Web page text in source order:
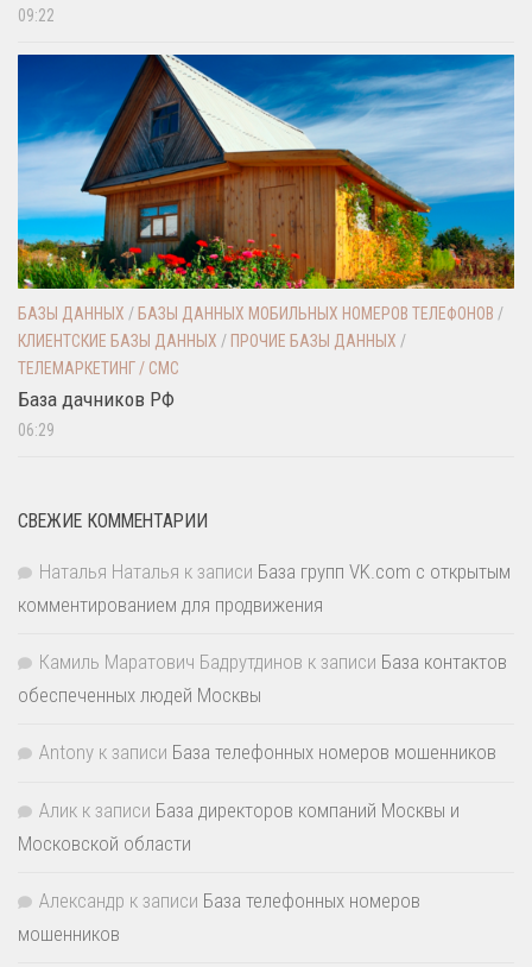
09:22
БАЗЫ ДАННЫХ / БАЗЫ ДАННЫХ МОБИЛЬНЫХ НОМЕРОВ ТЕЛЕФОНОВ /
КЛИЕНТСКИЕ БАЗЫ ДАННЫХ / ПРОЧИЕ БАЗЫ ДАННЫХ /
ТЕЛЕМАРКЕТИНГ / СМС
База дачников РФ
06:29
СВЕЖИЕ КОММЕНТАРИИ
Наталья Наталья к записи База групп VK.com с открытым
комментированием для продвижения
Камиль Маратович Бадрутдинов к записи База контактов
обеспеченных людей Москвы
Antony к записи База телефонных номеров мошенников
Алик к записи База директоров компаний Москвы и
Московской области
Александр к записи База телефонных номеров
мошенников